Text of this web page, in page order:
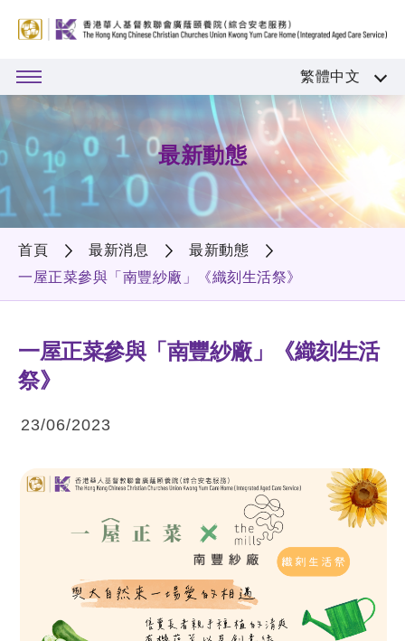
繁體中文
最新動態
首頁 最新消息
最新動態
一屋正菜參與「南豐紗廠」《織刻生活祭》
一屋正菜參與「南豐紗廠」《織刻生活
祭》
23/06/2023